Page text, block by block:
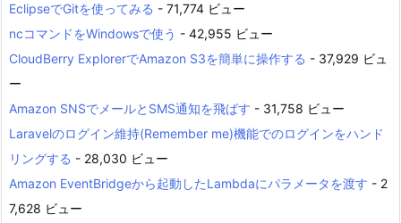
EclipseでGitを使ってみる - 71,774 ビュー
ncコマンドをWindowsで使う - 42,955 ビュー
CloudBerry ExplorerでAmazon S3を簡単に操作する - 37,929 ビュ
ー
Amazon SNSでメールとSMS通知を飛ばす - 31,758 ビュー
Laravelのログイン維持(Remember me)機能でのログインをハンド
リングする - 28,030 ビュー
Amazon EventBridgeから起動したLambdaにパラメータを渡す - 2
7,628 ビュー